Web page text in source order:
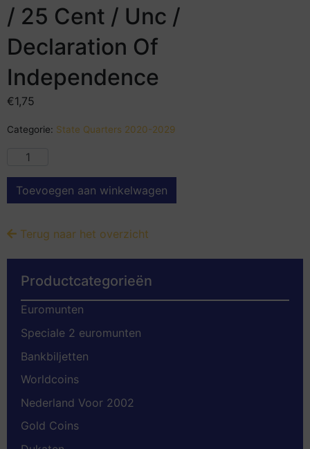
/ 25 Cent / Unc /
Declaration Of
Independence
€1,75
Categorie: State Quarters 2020-2029
Toevoegen aan winkelwagen
Terug naar het overzicht
Productcategorieën
Euromunten
Speciale 2 euromunten
Bankbiljetten
Worldcoins
Nederland Voor 2002
Gold Coins